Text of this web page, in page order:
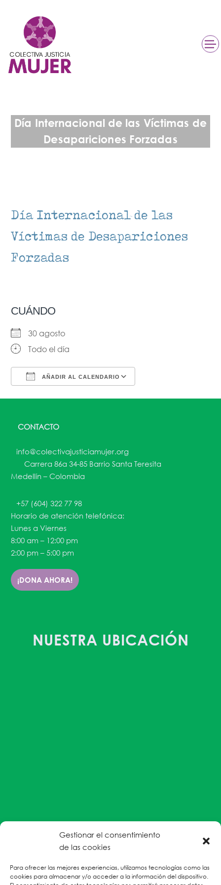
Gestionar el consentimiento
de las cookies
Para ofrecer las mejores experiencias, utilizamos tecnologías como las
cookies para almacenar y/o acceder a la información del dispositivo.
Día Internacional de las Víctimas de
Desapariciones Forzadas
Día Internacional de las
Víctimas de Desapariciones
Forzadas
CUÁNDO
30 agosto
Todo el día
AÑADIR AL CALENDARIO
CONTACTO
info@colectivajusticiamujer.org
Carrera 86a 34-85 Barrio Santa Teresita
Medellín – Colombia
+57 (604) 322 77 98
Horario de atención telefónica:
Lunes a Viernes
8:00 am – 12:00 pm
2:00 pm – 5:00 pm
¡DONA AHORA!
NUESTRA UBICACIÓN
#EnColectiva estamos comprometidas con la
parte del personal humanitario hacia personas
refugiadas, migrantes desplazadas internas y/o